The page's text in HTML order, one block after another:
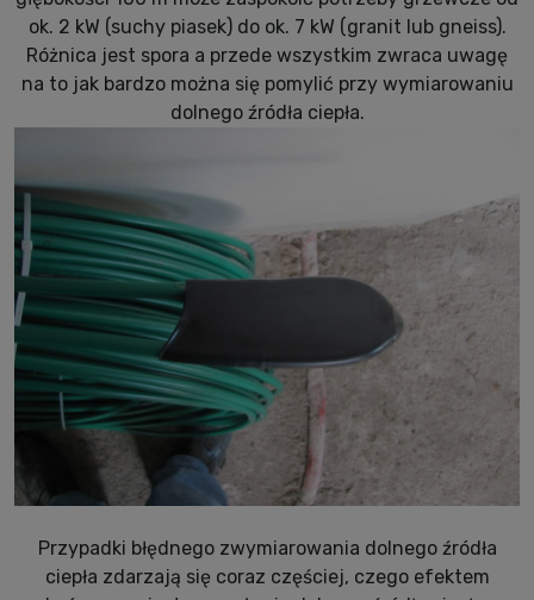
ok. 2 kW (suchy piasek) do ok. 7 kW (granit lub gneiss).
Różnica jest spora a przede wszystkim zwraca uwagę
na to jak bardzo można się pomylić przy wymiarowaniu
dolnego źródła ciepła.
Przypadki błędnego zwymiarowania dolnego źródła
ciepła zdarzają się coraz częściej, czego efektem